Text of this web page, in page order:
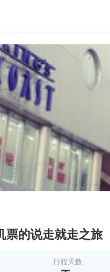
票的说走就走之旅
行程天数